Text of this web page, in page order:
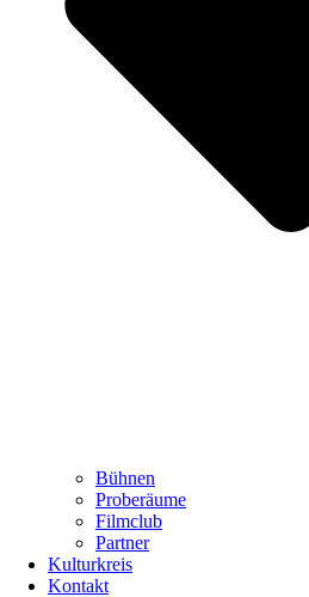
Bühnen
Proberäume
Filmclub
Partner
Kulturkreis
Kontakt